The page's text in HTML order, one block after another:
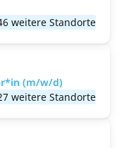
weitere Standorte
(m/w/d)
weitere Standorte